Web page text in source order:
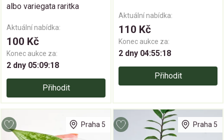
albo variegata raritka
Aktuální nabídka:
100 Kč
Konec aukce za:
2 dny 05:09:18
Přihodit
Aktuální nabídka:
110 Kč
Konec aukce za:
2 dny 04:55:18
Přihodit
Praha 5 Praha 5